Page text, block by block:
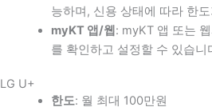
능하며, 신용 상태에 따라 한
myKT 앱/웹 : myKT 앱 또는
를 확인하고 설정할 수 있습니
LG U+
한도: 월 최대 100만원